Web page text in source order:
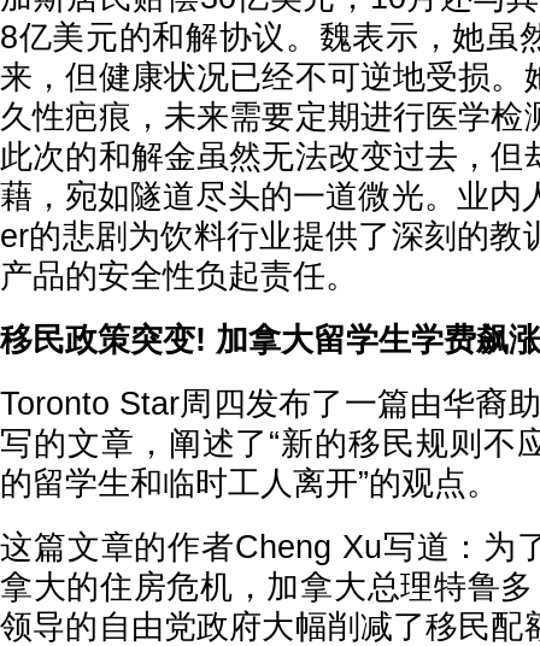
8亿美元的和解协议。魏表示，她虽
来，但健康状况已经不可逆地受损。
久性疤痕，未来需要定期进行医学检
此次的和解金虽然无法改变过去，但
藉，宛如隧道尽头的一道微光。业内
er的悲剧为饮料行业提供了深刻的教
产品的安全性负起责任。
移民政策突变! 加拿大留学生学费飙
Toronto Star周四发布了一篇由华裔
写的文章，阐述了“新的移民规则不
的留学生和临时工人离开”的观点。
这篇文章的作者Cheng Xu写道：为
拿大的住房危机，加拿大总理特鲁
领导的自由党政府大幅削减了移民配